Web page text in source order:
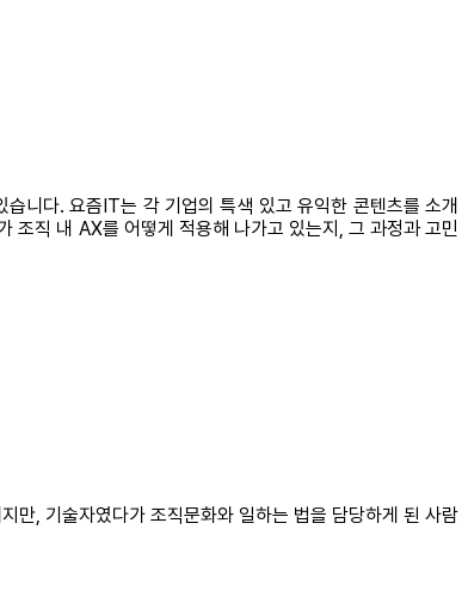
니다. 요즘IT는 각 기업의 특색 있고 유익한 콘텐츠를 소개
조직 내 AX를 어떻게 적용해 나가고 있는지, 그 과정과 고민
만, 기술자였다가 조직문화와 일하는 법을 담당하게 된 사람